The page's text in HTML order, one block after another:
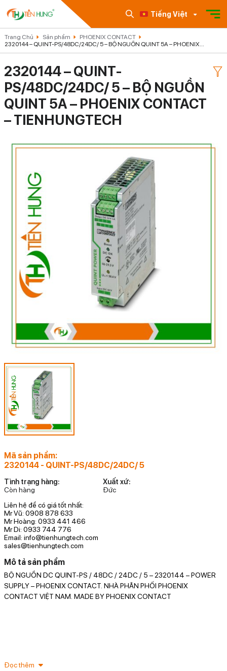
Tiếng Việt
Trang Chủ Sản phẩm
PHOENIX CONTACT
2320144 – QUINT-PS/48DC/24DC/ 5 – BỘ NGUỒN QUINT 5A – PHOENIX
CONTACT – TIENHUNGTECH
2320144 – QUINT-
PS/48DC/24DC/ 5 – BỘ NGUỒN
QUINT 5A – PHOENIX CONTACT
– TIENHUNGTECH
Mã sản phẩm:
2320144 - QUINT-PS/48DC/24DC/ 5
Tình trạng hàng:
Còn hàng
Xuất xứ:
Đức
Liên hệ để có giá tốt nhất:
Mr Vũ: 0908 878 633
Mr Hoàng: 0933 441 466
Mr Di: 0933 744 776
Email: info@tienhungtech.com
sales@tienhungtech.com
Mô tả sản phẩm
BỘ NGUỒN DC QUINT-PS / 48DC / 24DC / 5 – 2320144 – POWER
SUPPLY – PHOENIX CONTACT. NHÀ PHÂN PHỐI PHOENIX
CONTACT VIỆT NAM. MADE BY PHOENIX CONTACT
Đọc thêm